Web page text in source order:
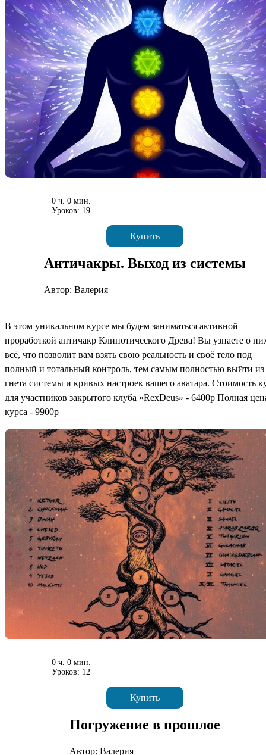
0 ч. 0 мин.
Уроков: 19
Купить
Античакры. Выход из системы
Автор: Валерия
В этом уникальном курсе мы будем заниматься активной
проработкой античакр Клипотического Древа! Вы узнаете о
всё, что позволит вам взять свою реальность и своё тело под
полный и тотальный контроль, тем самым полностью выйти
гнета системы и кривых настроек вашего аватара. Стоимость
для участников закрытого клуба «RexDeus» - 6400р Полная
курса - 9900р
0 ч. 0 мин.
Уроков: 12
Купить
Погружение в прошлое
Автор: Валерия